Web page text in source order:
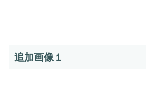
追加画像１